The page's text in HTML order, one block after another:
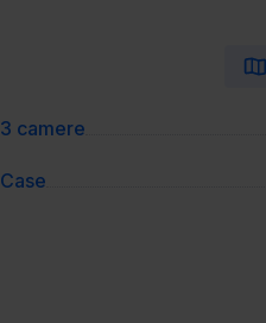
3 camere
Case